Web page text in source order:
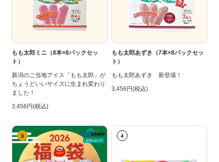
もも太郎ミニ（8本×8パックセッ
ト）
新潟のご当地アイス「もも太郎」が
ちょうどいいサイズに生まれ変わり
ました！
3,456円(税込)
もも太郎あずき（7本×8パックセッ
ト）
もも太郎あずき 新登場！
3,456円(税込)
3 4